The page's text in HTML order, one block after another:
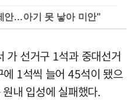
안…아기 못 낳아 미안"
가 선거구 1석과 중대선거
1석씩 늘어 45석이 됐으
내 입성에 실패했다.